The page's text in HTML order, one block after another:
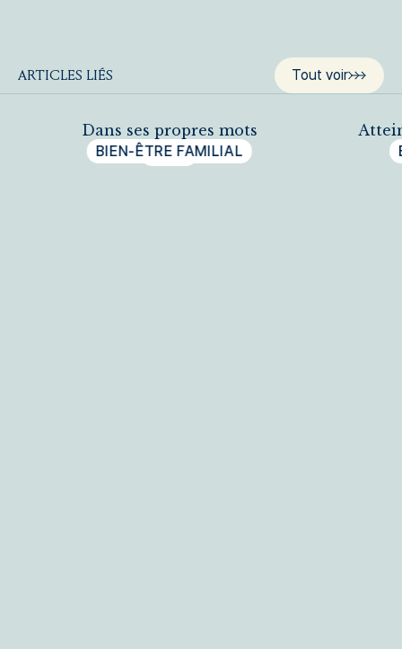
ARTICLES LIÉS Tout voir
BIEN-ÊTRE FAMILIAL
Dans ses propres mots